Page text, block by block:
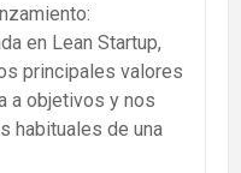
en Lean Startup,
principales valores
a objetivos y nos
habituales de una